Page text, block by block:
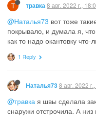
Т травка8 авг. 2022 г.,
@Наталья73 вот тоже
покрывало, и думала я,
как то надо окантовку
1 Reply
Наталья73 8 авг. 2022
@травка я швы сделала
снаружи отстрочила. А